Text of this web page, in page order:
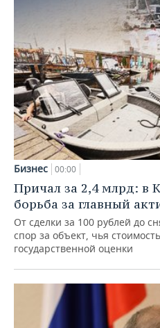
Бизнес 00:00
Причал за 2,4 млрд: в
борьба за главный
От сделки за 100 рублей до
спор за объект, чья
государственной оценки